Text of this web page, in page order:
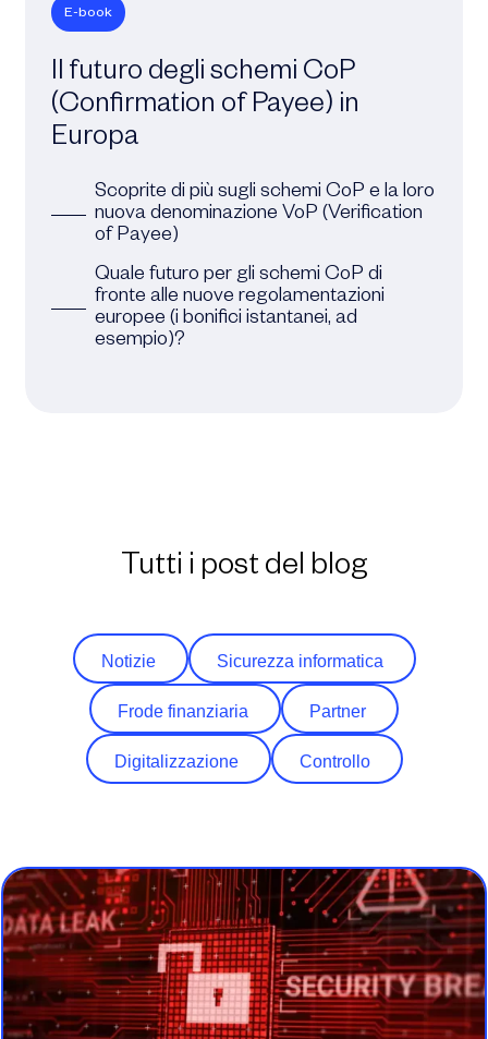
E-book
Il futuro degli schemi CoP
(Confirmation of Payee) in
Europa
Scoprite di più sugli schemi CoP e la loro
nuova denominazione VoP (Verification
of Payee)
Quale futuro per gli schemi CoP di
fronte alle nuove regolamentazioni
europee (i bonifici istantanei, ad
esempio)?
Tutti i post del blog
Notizie Sicurezza informatica
Frode finanziaria Partner
Digitalizzazione Controllo